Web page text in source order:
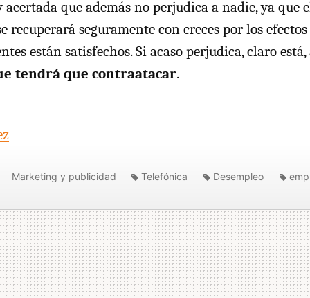
que además no perjudica a nadie, ya que
recuperará seguramente con creces por los
están satisfechos. Si acaso perjudica, claro
tendrá que contraatacar.
Marketing y publicidad Telefónica Desempleo